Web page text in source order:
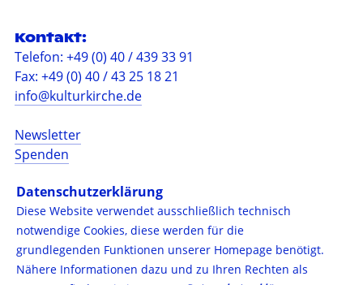
Kontakt:
Telefon: +49 (0) 40 / 439 33 91
Fax: +49 (0) 40 / 43 25 18 21
info@kulturkirche.de
Newsletter
Spenden
Impressum
Datenschutzerklärung
Presse
Folgen Sie uns auf:
Datenschutzerklärung
Diese Website verwendet ausschließlich technisch
notwendige Cookies, diese werden für die
grundlegenden Funktionen unserer Homepage benötigt.
Nähere Informationen dazu und zu Ihren Rechten als